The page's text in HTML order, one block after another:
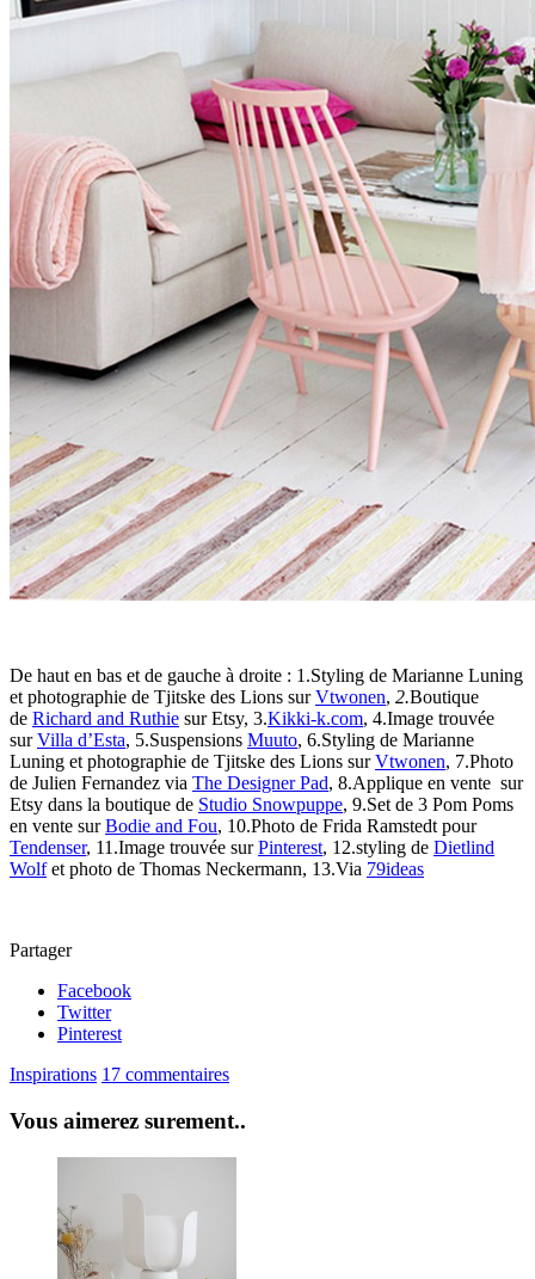
De haut en bas et de gauche à droite : 1.Styling de Marianne Luning
et photographie de Tjitske des Lions surVtwonen, 2.Boutique
de Richard and Ruthie sur Etsy, 3.Kikki-k.com, 4.Image trouvée
surVilla d’Esta, 5.Suspensions Muuto, 6.Styling de Marianne
Luning et photographie de Tjitske des Lions surVtwonen, 7.Photo
de Julien Fernandez via The Designer Pad, 8.Applique en vente sur
Etsy dans la boutique de Studio Snowpuppe, 9.Set de 3 Pom Poms
en vente surBodie and Fou, 10.Photo de Frida Ramstedt pour
Tendenser, 11.Image trouvée surPinterest, 12.styling de Dietlind
Wolfet photo de Thomas Neckermann, 13.Via 79ideas
Partager
Facebook
Twitter
Pinterest
Inspirations 17 commentaires
Vous aimerez surement..